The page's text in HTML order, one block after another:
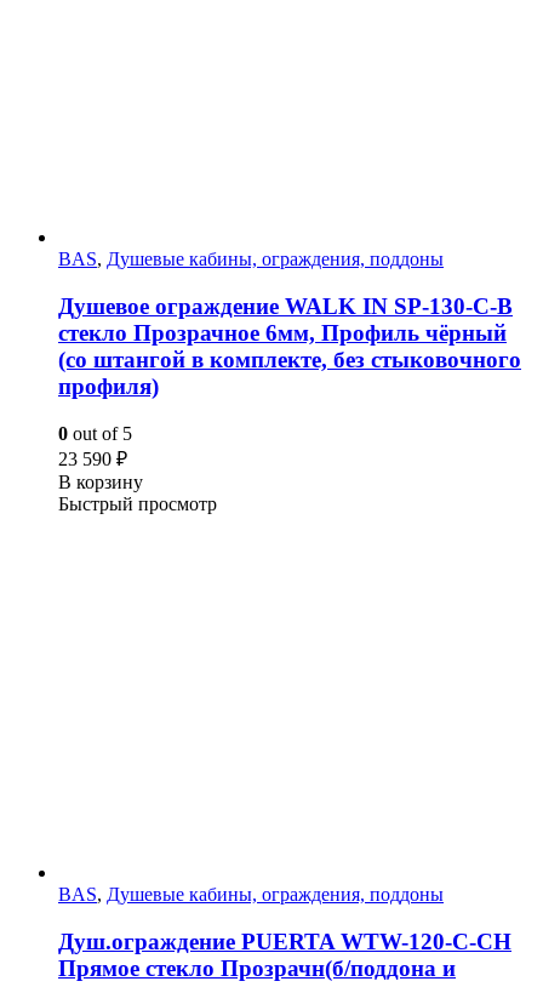
BAS, Душевые кабины, ограждения, поддоны
Душевое ограждение WALK IN SP-130-C-B
стекло Прозрачное 6мм, Профиль чёрный
(со штангой в комплекте, без стыковочного
профиля)
0 out of 5
23 590 ₽
В корзину
Быстрый просмотр
BAS, Душевые кабины, ограждения, поддоны
Душ.ограждение PUERTA WTW-120-С-СH
Прямое стекло Прозрачн(б/поддона и